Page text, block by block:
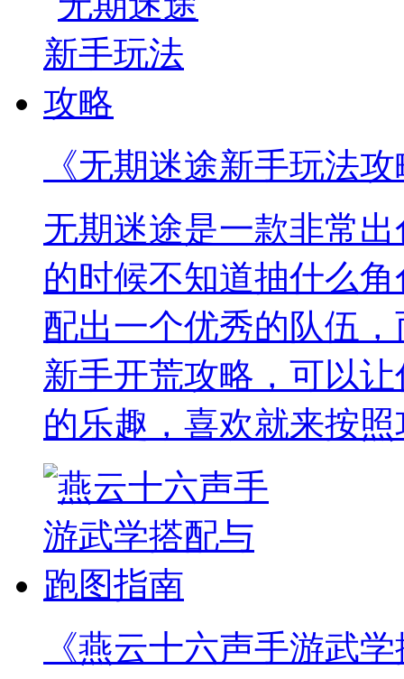
《无期迷途新手玩法
无期迷途是一款非常
的时候不知道抽什么
配出一个优秀的队伍
新手开荒攻略，可以
的乐趣，喜欢就来按
《燕云十六声手游武